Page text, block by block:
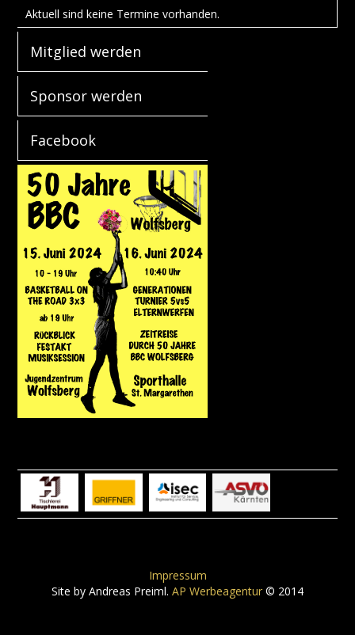
Aktuell sind keine Termine vorhanden.
Mitglied werden
Sponsor werden
Facebook
Impressum
Site by Andreas Preiml. AP Werbeagentur © 2014